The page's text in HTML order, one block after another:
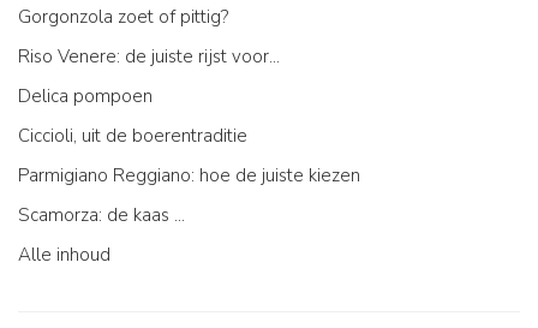
Gorgonzola zoet of pittig?
Riso Venere: de juiste rijst voor...
Delica pompoen
Ciccioli, uit de boerentraditie
Parmigiano Reggiano: hoe de juiste kiezen
Scamorza: de kaas ...
Alle inhoud